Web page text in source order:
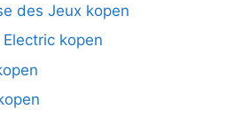
des Jeux kopen
kopen